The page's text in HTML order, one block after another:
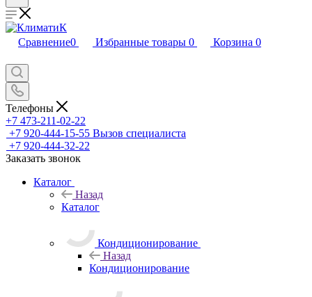
Сравнение0 Избранные товары 0 Корзина 0
Телефоны
+7 473-211-02-22
+7 920-444-15-55 Вызов специалиста
+7 920-444-32-22
Заказать звонок
Каталог
Назад
Каталог
Кондиционирование
Назад
Кондиционирование